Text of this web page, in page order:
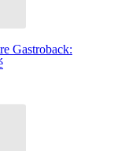
Gastroback: